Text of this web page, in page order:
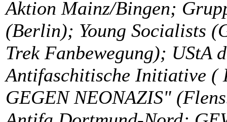
Aktion Mainz/Bingen;
(Berlin); Young Socialists
Trek Fanbewegung);
Antifaschitische Initiative
GEGEN NEONAZIS"